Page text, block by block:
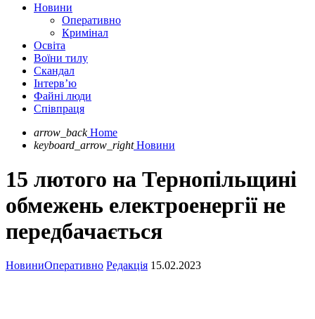
Новини
Оперативно
Кримінал
Освіта
Воїни тилу
Скандал
Інтерв’ю
Файні люди
Співпраця
arrow_back Home
keyboard_arrow_right Новини
15 лютого на Тернопільщині
обмежень електроенергії не
передбачається
НовиниОперативно Редакція 15.02.2023